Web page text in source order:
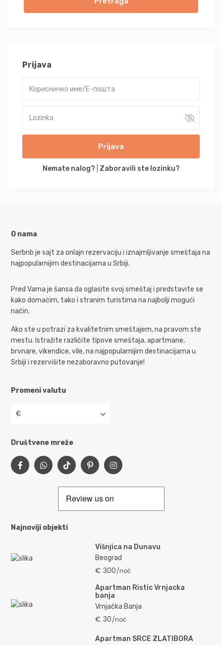
Prijava
Prijava
Nemate nalog? Zaboravili ste lozinku?
O nama
Serbnb je sajt za onlajn rezervaciju i iznajmljivanje smeštaja na
najpopularnijim destinacijama u Srbiji.
Pred Vama je šansa da oglasite svoj smeštaj i predstavite se
kako domaćim, tako i stranim turistima na najbolji mogući
način.
Ako ste u potrazi za kvalitetnim smeštajem, na pravom ste
mestu. Istražite različite tipove smeštaja, apartmane,
brvnare, vikendice, vile, na najpopularnijim destinacijama u
Srbiji i rezervišite nezaboravno putovanje!
Promeni valutu
€
Društvene mreže
Najnoviji objekti
Višnjica na Dunavu
Beograd
€ 300/noć
Apartman Ristic Vrnjacka
banja
Vrnjačka Banja
€ 30/noć
Apartman SRCE ZLATIBORA